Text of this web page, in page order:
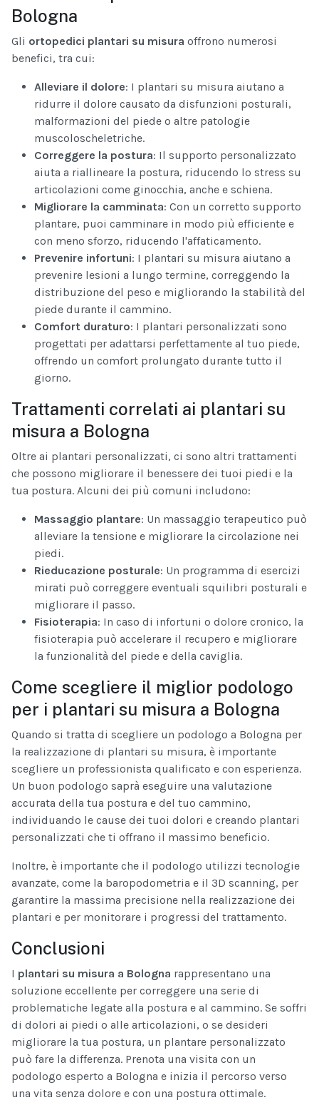
Bologna
Gli ortopedici plantari su misura offrono numerosi
benefici, tra cui:
Alleviare il dolore: I plantari su misura aiutano a
ridurre il dolore causato da disfunzioni posturali,
malformazioni del piede o altre patologie
muscoloscheletriche.
Correggere la postura: Il supporto personalizzato
aiuta a riallineare la postura, riducendo lo stress su
articolazioni come ginocchia, anche e schiena.
Migliorare la camminata: Con un corretto supporto
plantare, puoi camminare in modo più efficiente e
con meno sforzo, riducendo l'affaticamento.
Prevenire infortuni: I plantari su misura aiutano a
prevenire lesioni a lungo termine, correggendo la
distribuzione del peso e migliorando la stabilità del
piede durante il cammino.
Comfort duraturo: I plantari personalizzati sono
progettati per adattarsi perfettamente al tuo piede,
offrendo un comfort prolungato durante tutto il
giorno.
Trattamenti correlati ai plantari su
misura a Bologna
Oltre ai plantari personalizzati, ci sono altri trattamenti
che possono migliorare il benessere dei tuoi piedi e la
tua postura. Alcuni dei più comuni includono:
Massaggio plantare: Un massaggio terapeutico può
alleviare la tensione e migliorare la circolazione nei
piedi.
Rieducazione posturale: Un programma di esercizi
mirati può correggere eventuali squilibri posturali e
migliorare il passo.
Fisioterapia: In caso di infortuni o dolore cronico, la
fisioterapia può accelerare il recupero e migliorare
la funzionalità del piede e della caviglia.
Come scegliere il miglior podologo
per i plantari su misura a Bologna
Quando si tratta di scegliere un podologo a Bologna per
la realizzazione di plantari su misura, è importante
scegliere un professionista qualificato e con esperienza.
Un buon podologo saprà eseguire una valutazione
accurata della tua postura e del tuo cammino,
individuando le cause dei tuoi dolori e creando plantari
personalizzati che ti offrano il massimo beneficio.
Inoltre, è importante che il podologo utilizzi tecnologie
avanzate, come la baropodometria e il 3D scanning, per
garantire la massima precisione nella realizzazione dei
plantari e per monitorare i progressi del trattamento.
Conclusioni
I plantari su misura a Bologna rappresentano una
soluzione eccellente per correggere una serie di
problematiche legate alla postura e al cammino. Se soffri
di dolori ai piedi o alle articolazioni, o se desideri
migliorare la tua postura, un plantare personalizzato
può fare la differenza. Prenota una visita con un
podologo esperto a Bologna e inizia il percorso verso
una vita senza dolore e con una postura ottimale.